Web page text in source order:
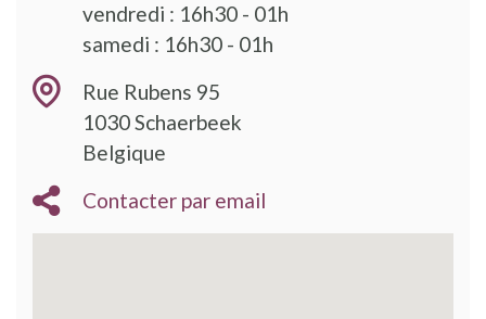
vendredi : 16h30 - 01h
samedi : 16h30 - 01h
Rue Rubens 95
1030Schaerbeek
Belgique
Contacter par email